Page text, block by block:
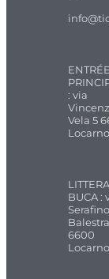
ENTRÉE
: via
Vela 5
Locarno
BUCA :
Serafino
6600
Locarno